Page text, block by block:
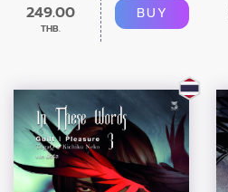
249.00
THB.
BUY